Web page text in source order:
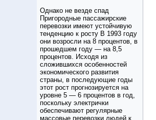
Однако не везде спад
Пригородные пассажирские
перевозки имеют устойчивую
тенденцию к росту В 1993 году
они возросли на 8 процентов, в
прошедшем году — на 8,5
процентов. Исходя из
сложившихся особенностей
экономического развития
страны, в последующие годы
этот рост прогнозируется на
уровне 5 — 6 процентов в год,
поскольку электрички
обеспечивают регулярные
массовые перевозки людей к